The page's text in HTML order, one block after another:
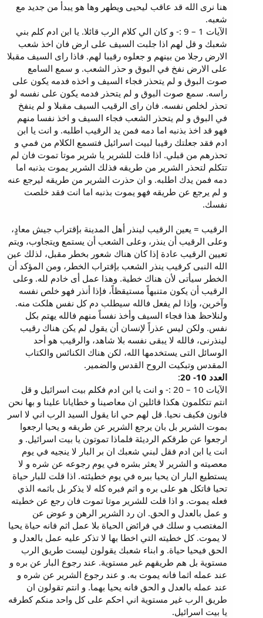
هنا نرى الله قد عاقب ليحيى ويطهر وها هو يبدأ من جديد مع
شعبه.
الآيات 1 – 9 :- و كان الي كلام الرب قائلا. يا ابن ادم كلم بني
شعبك و قل لهم اذا جلبت السيف على ارض فان اخذ شعب
الارض رجلا من بينهم و جعلوه رقيبا لهم. فاذا راى السيف مقبلا
على الارض نفخ في البوق و حذر الشعب. و سمع السامع
صوت البوق و لم يتحذر فجاء السيف و اخذه فدمه يكون على
راسه. سمع صوت البوق و لم يتحذر فدمه يكون على نفسه لو
تحذر لخلص نفسه. فان راى الرقيب السيف مقبلا و لم ينفخ
في البوق و لم يتحذر الشعب فجاء السيف و اخذ نفسا منهم
فهو قد اخذ بذنبه اما دمه فمن يد الرقيب اطلبه. و انت يا ابن
ادم فقد جعلتك رقيبا لبيت اسرائيل فتسمع الكلام من فمي و
تحذرهم من قبلي. اذا قلت للشرير يا شرير موتا تموت فان لم
تتكلم لتحذر الشرير من طريقه فذلك الشرير يموت بذنبه اما
دمه فمن يدك اطلبه. و ان حذرت الشرير من طريقه ليرجع عنه
و لم يرجع عن طريقه فهو يموت بذنبه اما انت فقد خلصت
نفسك.
الرقيب = يعين الرقيب لينذر أهل المدينة بإقتراب جيش معادٍ،
وعلى الرقيب أن ينذر، وعلى الشعب أن يستمع ويتجاوب، ويتم
تعيين الرقيب عادة إذا كان هناك شعور بخطر مقبل، لذلك عين
الله النبى كرقيب ينذر الشعب بإقتراب الخطر، ومن المؤكد أن
الخطر سيأتى لأن هناك خطية. وهذا عمل أى خادم لله. وعلى
الرقيب أن يكون متنبهاً مستيقظاً، فإذا أنذر فهو خلص نفسه
وآخرين، وإذا لم يفعل فالله سيطلب دم كل نفس هلكت منه.
ولنلاحظ هذا فجاء السيف وأخذ نفساً منهم فالله يهتم بكل
نفس. ولكن ليس عذراً لإنسان أن يقول لم يكن هناك رقيب
لينذرنى، فالله لا يبقى نفسه بلا شاهد، والرقيب هو أحد
الوسائل التى يستخدمها الله، لكن هناك الكنائس والكتاب
المقدس وتبكيت الروح القدس والضمير.
العدد 10- 20
:
الآيات 10 – 20 :- و انت يا ابن ادم فكلم بيت اسرائيل و قل
انتم تتكلمون هكذا قائلين ان معاصينا و خطايانا علينا و بها نحن
فانون فكيف نحيا. قل لهم حي انا يقول السيد الرب اني لا اسر
بموت الشرير بل بان يرجع الشرير عن طريقه و يحيا ارجعوا
ارجعوا عن طرقكم الرديئة فلماذا تموتون يا بيت اسرائيل. و
انت يا ابن ادم فقل لبني شعبك ان بر البار لا ينجيه في يوم
معصيته و الشرير لا يعثر بشره في يوم رجوعه عن شره و لا
يستطيع البار ان يحيا ببره في يوم خطيئته. اذا قلت للبار حياة
تحيا فاتكل هو على بره و اثم فبره كله لا يذكر بل باثمه الذي
فعله يموت. و اذا قلت للشرير موتا تموت فان رجع عن خطيته
و عمل بالعدل و الحق. ان رد الشرير الرهن و عوض عن
المغتصب و سلك في فرائض الحياة بلا عمل اثم فانه حياة يحيا
لا يموت. كل خطيته التي اخطا بها لا تذكر عليه عمل بالعدل و
الحق فيحيا حياة. و ابناء شعبك يقولون ليست طريق الرب
مستوية بل هم طريقهم غير مستوية. عند رجوع البار عن بره و
عند عمله اثما فانه يموت به. و عند رجوع الشرير عن شره و
عند عمله بالعدل و الحق فانه يحيا بهما. و انتم تقولون ان
طريق الرب غير مستوية اني احكم على كل واحد منكم كطرقه
يا بيت اسرائيل.